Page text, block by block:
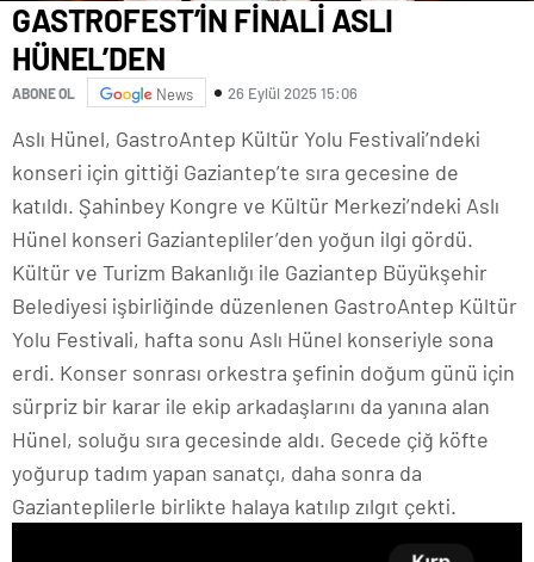
GASTROFEST’İN FİNALİ ASLI
HÜNEL’DEN
ABONE OL News 26 Eylül 2025 15:06
Aslı Hünel, GastroAntep Kültür Yolu Festivali’ndeki
konseri için gittiği Gaziantep’te sıra gecesine de
katıldı. Şahinbey Kongre ve Kültür Merkezi’ndeki Aslı
Hünel konseri Gaziantepliler’den yoğun ilgi gördü.
Kültür ve Turizm Bakanlığı ile Gaziantep Büyükşehir
Belediyesi işbirliğinde düzenlenen GastroAntep Kültür
Yolu Festivali, hafta sonu Aslı Hünel konseriyle sona
erdi. Konser sonrası orkestra şefinin doğum günü için
sürpriz bir karar ile ekip arkadaşlarını da yanına alan
Hünel, soluğu sıra gecesinde aldı. Gecede çiğ köfte
yoğurup tadım yapan sanatçı, daha sonra da
Gazianteplilerle birlikte halaya katılıp zılgıt çekti.